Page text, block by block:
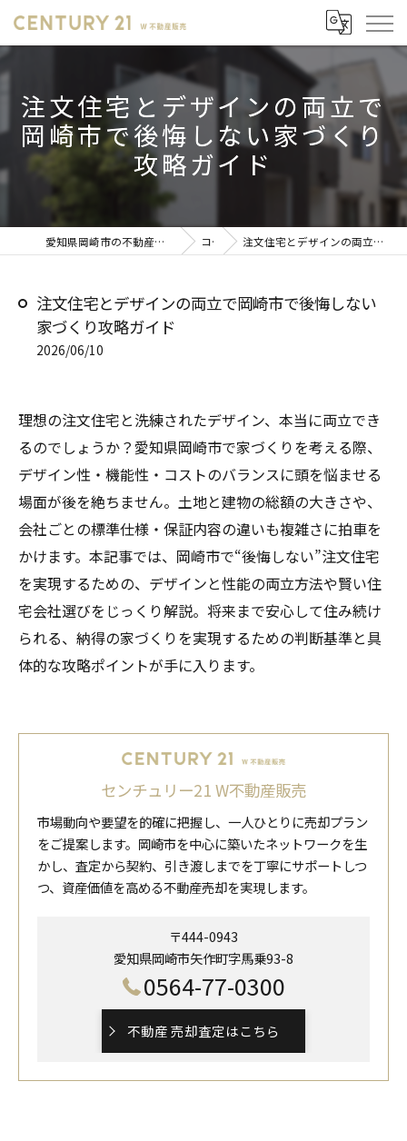
注文住宅とデザインの両立で
岡崎市で後悔しない家づくり
攻略ガイド
愛知県岡崎市の不動産売却ならセンチュリー21 W不動産販売 コラム 注文住宅とデザインの両立で岡崎市で後悔しない家づくり攻略ガイド
注文住宅とデザインの両立で岡崎市で後悔しない
家づくり攻略ガイド
2026/06/10
理想の注文住宅と洗練されたデザイン、本当に両立でき
るのでしょうか？愛知県岡崎市で家づくりを考える際、
デザイン性・機能性・コストのバランスに頭を悩ませる
場面が後を絶ちません。土地と建物の総額の大きさや、
会社ごとの標準仕様・保証内容の違いも複雑さに拍車を
かけます。本記事では、岡崎市で“後悔しない”注文住宅
を実現するための、デザインと性能の両立方法や賢い住
宅会社選びをじっくり解説。将来まで安心して住み続け
られる、納得の家づくりを実現するための判断基準と具
体的な攻略ポイントが手に入ります。
センチュリー21 W不動産販売
市場動向や要望を的確に把握し、一人ひとりに売却プラン
をご提案します。岡崎市を中心に築いたネットワークを生
かし、査定から契約、引き渡しまでを丁寧にサポートしつ
つ、資産価値を高める不動産売却を実現します。
〒444-0943
愛知県岡崎市矢作町字馬乗93-8
0564-77-0300
不動産 売却査定はこちら